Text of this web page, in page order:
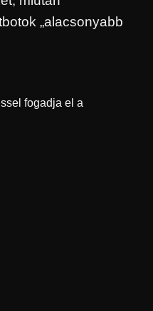
„alacsonyabb
fogadja el a